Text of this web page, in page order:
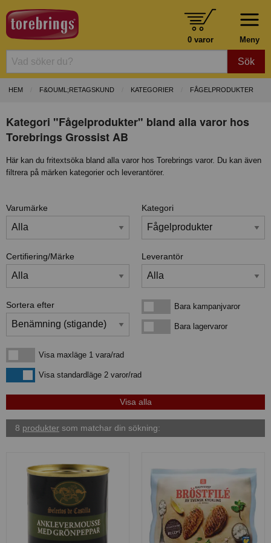
Meny
0 varor
Sök
HEM F&OUML;RETAGSKUND KATEGORIER FÅGELPRODUKTER
Kategori "Fågelprodukter" bland alla varor hos
Torebrings Grossist AB
Här kan du fritextsöka bland alla varor hos Torebrings varor. Du kan även
filtrera på märken kategorier och leverantörer.
Varumärke Kategori
Certifiering/Märke Leverantör
Sortera efter Bara kampanjvarorBara kampanjvaror
Bara lagervarorBara lagervaror
Visa maxläge 1 vara/rad
Visa maxläge 1 vara/rad
Visa standardlägeVisa standardläge 2 varor/rad
8 produkter som matchar din sökning: